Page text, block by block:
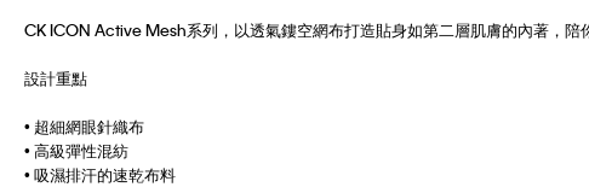
CK ICON Active Mesh系列，以透氣鏤空網布打造貼身如第二層肌膚的內著，陪
設計重點
• 超細網眼針織布
• 高級彈性混紡
• 吸濕排汗的速乾布料